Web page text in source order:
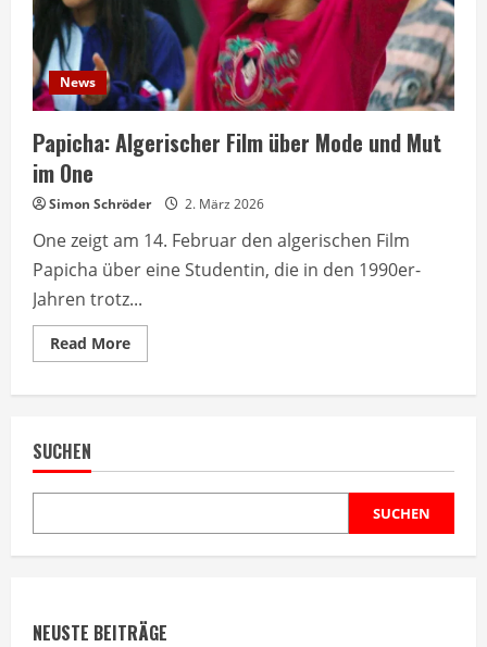
News
Papicha: Algerischer Film über Mode und Mut
im One
Simon Schröder 2. März 2026
One zeigt am 14. Februar den algerischen Film
Papicha über eine Studentin, die in den 1990er-
Jahren trotz...
Read MoreRead
more
Mut
im
SUCHEN
SUCHEN
NEUSTE BEITRÄGE